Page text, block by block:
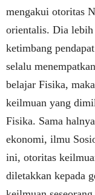
mengakui otoritas
orientalis. Dia lebih
ketimbang
selalu
belajar Fisika,
keilmuan yang
Fisika. Sama
ekonomi, ilmu
ini, otoritas
diletakkan kepada